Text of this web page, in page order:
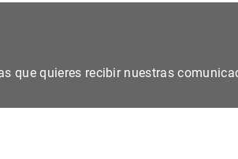
que quieres recibir nuestras